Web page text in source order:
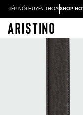
TIẾP NỐI HUYỀN THOẠISHOP